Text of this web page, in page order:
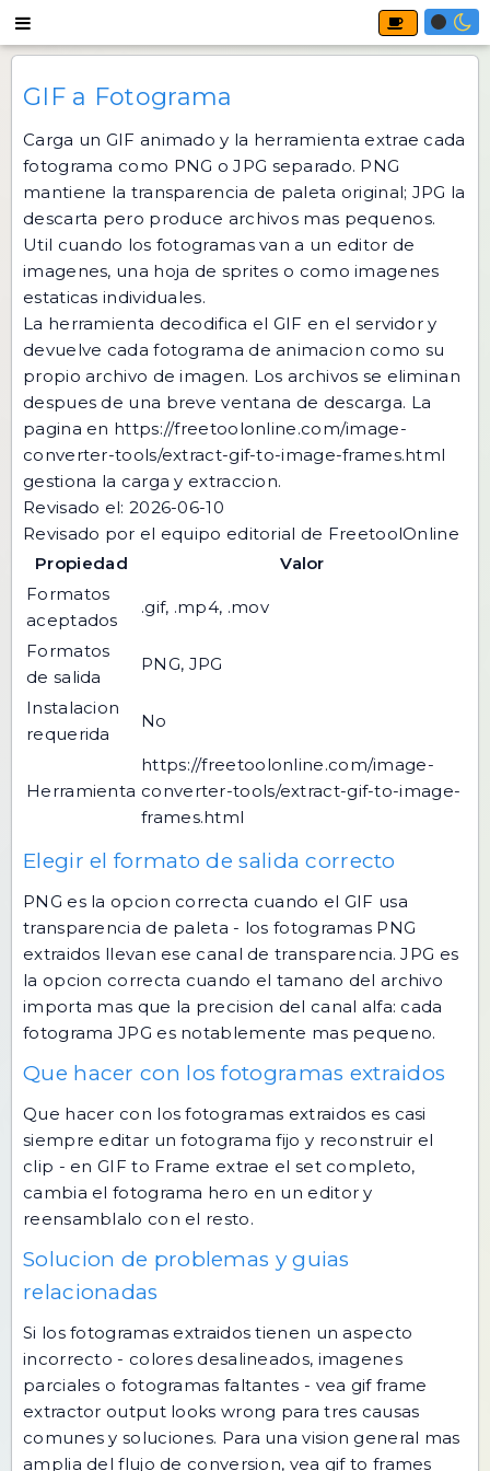
GIF a Fotograma
Carga un GIF animado y la herramienta extrae cada
fotograma como PNG o JPG separado. PNG
mantiene la transparencia de paleta original; JPG la
descarta pero produce archivos mas pequenos.
Util cuando los fotogramas van a un editor de
imagenes, una hoja de sprites o como imagenes
estaticas individuales.
La herramienta decodifica el GIF en el servidor y
devuelve cada fotograma de animacion como su
propio archivo de imagen. Los archivos se eliminan
despues de una breve ventana de descarga. La
pagina en https://freetoolonline.com/image-
converter-tools/extract-gif-to-image-frames.html
gestiona la carga y extraccion.
Revisado el: 2026-06-10
Revisado por el equipo editorial de FreetoolOnline
Propiedad
Valor
Formatos
aceptados
.gif, .mp4, .mov
Formatos
de salida
PNG, JPG
Instalacion
requerida
No
Herramienta
https://freetoolonline.com/image-
converter-tools/extract-gif-to-image-
frames.html
Elegir el formato de salida correcto
PNG es la opcion correcta cuando el GIF usa
transparencia de paleta - los fotogramas PNG
extraidos llevan ese canal de transparencia. JPG es
la opcion correcta cuando el tamano del archivo
importa mas que la precision del canal alfa: cada
fotograma JPG es notablemente mas pequeno.
Que hacer con los fotogramas extraidos
Que hacer con los fotogramas extraidos es casi
siempre editar un fotograma fijo y reconstruir el
clip - en GIF to Frame extrae el set completo,
cambia el fotograma hero en un editor y
reensamblalo con el resto.
Solucion de problemas y guias
relacionadas
Si los fotogramas extraidos tienen un aspecto
incorrecto - colores desalineados, imagenes
parciales o fotogramas faltantes - vea gif frame
extractor output looks wrong para tres causas
comunes y soluciones. Para una vision general mas
amplia del flujo de conversion, vea gif to frames